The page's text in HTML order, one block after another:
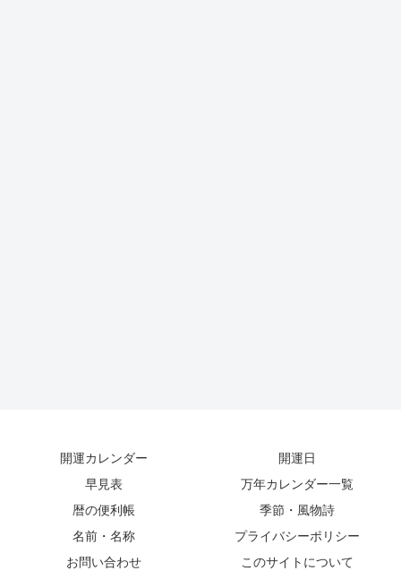
開運カレンダー
開運日
早見表
万年カレンダー一覧
暦の便利帳
季節・風物詩
名前・名称
プライバシーポリシー
お問い合わせ
このサイトについて